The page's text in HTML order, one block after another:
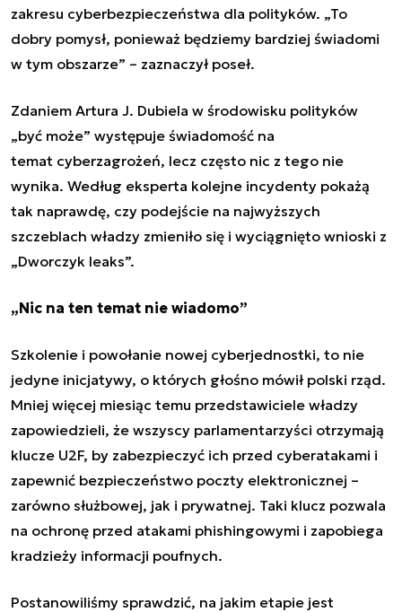
zakresu cyberbezpieczeństwa dla polityków. „To
dobry pomysł, ponieważ będziemy bardziej świadomi
w tym obszarze” – zaznaczył poseł.
Zdaniem Artura J. Dubiela w środowisku polityków
„być może” występuje świadomość na
temat cyberzagrożeń, lecz często nic z tego nie
wynika. Według eksperta kolejne incydenty pokażą
tak naprawdę, czy podejście na najwyższych
szczeblach władzy zmieniło się i wyciągnięto wnioski z
„Dworczyk leaks”.
„Nic na ten temat nie wiadomo”
Szkolenie i powołanie nowej cyberjednostki, to nie
jedyne inicjatywy, o których głośno mówił polski rząd.
Mniej więcej miesiąc temu przedstawiciele władzy
zapowiedzieli, że wszyscy parlamentarzyści otrzymają
klucze U2F, by zabezpieczyć ich przed cyberatakami i
zapewnić bezpieczeństwo poczty elektronicznej –
zarówno służbowej, jak i prywatnej. Taki klucz pozwala
na ochronę przed atakami phishingowymi i zapobiega
kradzieży informacji poufnych.
Postanowiliśmy sprawdzić, na jakim etapie jest